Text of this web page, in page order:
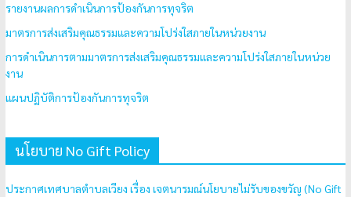
รายงานผลการดำเนินการป้องกันการทุจริต
มาตรการส่งเสริมคุณธรรมและความโปร่งใสภายในหน่วยงาน
การดำเนินการตามมาตรการส่งเสริมคุณธรรมและความโปร่งใสภายในหน่วย
งาน
แผนปฏิบัติการป้องกันการทุจริต
นโยบาย No Gift Policy
ประกาศเทศบาลตำบลเวียง เรื่อง เจตนารมณ์นโยบายไม่รับของขวัญ (No Gift